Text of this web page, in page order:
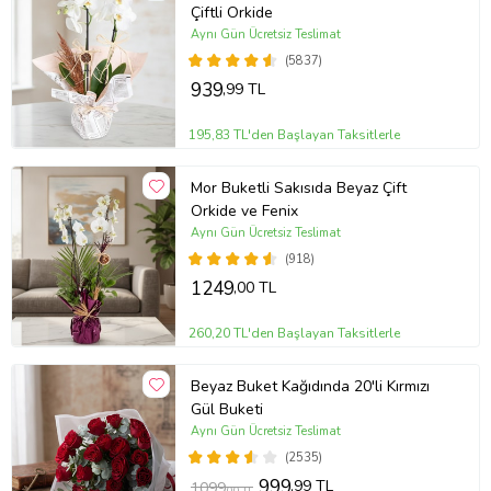
Ürün Kodu:at4885
Çiftli Orkide
(5837)
Aynı Gün Ücretsiz Teslimat
939,99 TL
195,83 TL'den Başlayan Taksitlerle
Mor Buketli Sakısıda Beyaz Çift
Orkide ve Fenix
(918)
Aynı Gün Ücretsiz Teslimat
1249,00 TL
260,20 TL'den Başlayan Taksitlerle
Beyaz Buket Kağıdında 20'li Kırmızı
Gül Buketi
(2535)
Aynı Gün Ücretsiz Teslimat
,99 TL